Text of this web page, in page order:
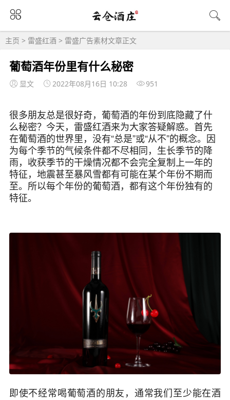
主页 > 雷盛红酒 > 雷盛广告素材文章正文
葡萄酒年份里有什么秘密
显文 2022年08月16日 10:28 951
很多朋友总是很好奇，葡萄酒的年份到底隐藏了什
么秘密？今天，雷盛红酒来为大家答疑解惑。首先
在葡萄酒的世界里，没有“总是”或“从不”的概念。因
为每个季节的气候条件都不尽相同，生长季节的降
雨，收获季节的干燥情况都不会完全复制上一年的
特征，地震甚至暴风雪都有可能在某个年份不期而
至。所以每个年份的葡萄酒，都有这个年份独有的
特征。
即使不经常喝葡萄酒的朋友，通常我们至少能在酒